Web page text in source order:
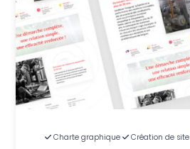
Charte graphique Création de site